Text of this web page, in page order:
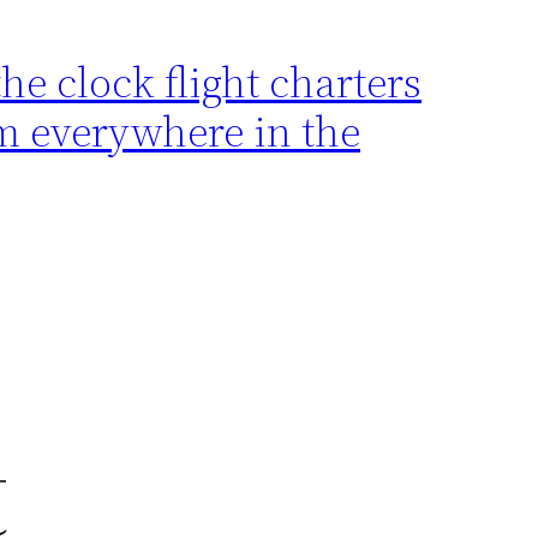
clock flight charters
everywhere in the